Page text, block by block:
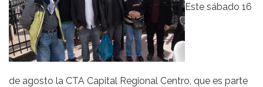
Este sábado 16
de agosto la CTA Capital Regional Centro, que es parte